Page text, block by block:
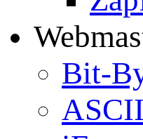
Bit-